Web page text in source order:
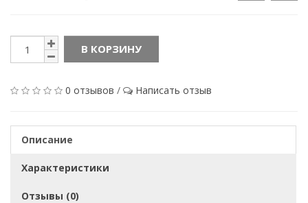
В КОРЗИНУ
0 отзывов / Написать отзыв
Описание
Характеристики
Отзывы (0)